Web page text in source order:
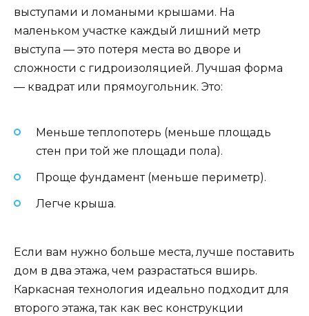
выступами и ломаными крышами. На
маленьком участке каждый лишний метр
выступа — это потеря места во дворе и
сложности с гидроизоляцией. Лучшая форма
— квадрат или прямоугольник. Это:
Меньше теплопотерь (меньше площадь
стен при той же площади пола).
Проще фундамент (меньше периметр).
Легче крыша.
Если вам нужно больше места, лучше поставить
дом в два этажа, чем разрастаться вширь.
Каркасная технология идеально подходит для
второго этажа, так как вес конструкции